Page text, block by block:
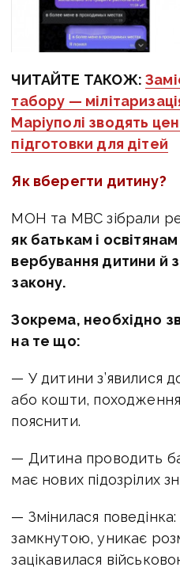
ЧИТАЙТЕ ТАКОЖ:
табору —
Маріуполі зводять
підготовки для дітей
Як вберегти дитину?
МОН та МВС зібрали
як батькам і
вербування дитини й
закону.
Зокрема, необхідно
на те що:
— У дитини з’явилися
або кошти,
пояснити.
— Дитина проводить
має нових підозрілих
— Змінилася
замкнутою, уникає
зацікавилася